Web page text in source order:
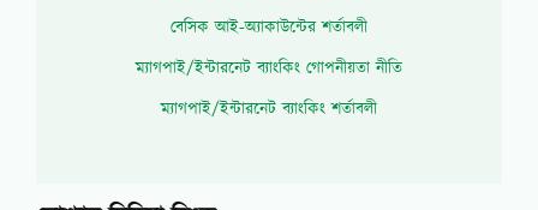
বেসিক আই-অ্যাকাউন্টের শর্তাবলী
ম্যাগপাই/ইন্টারনেট ব্যাংকিং গোপনীয়তা নীতি
ম্যাগপাই/ইন্টারনেট ব্যাংকিং শর্তাবলী